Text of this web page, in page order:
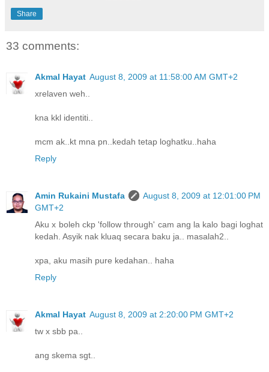
Share
33 comments:
Akmal Hayat August 8, 2009 at 11:58:00 AM GMT+2
xrelaven weh..
kna kkl identiti..
mcm ak..kt mna pn..kedah tetap loghatku..haha
Reply
Amin Rukaini Mustafa
August 8, 2009 at 12:01:00 PM
GMT+2
Aku x boleh ckp 'follow through' cam ang la kalo bagi loghat
kedah. Asyik nak kluaq secara baku ja.. masalah2..
xpa, aku masih pure kedahan.. haha
Reply
Akmal Hayat August 8, 2009 at 2:20:00 PM GMT+2
tw x sbb pa..
ang skema sgt..